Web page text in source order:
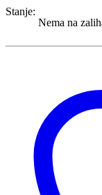
Stanje:
Nema na